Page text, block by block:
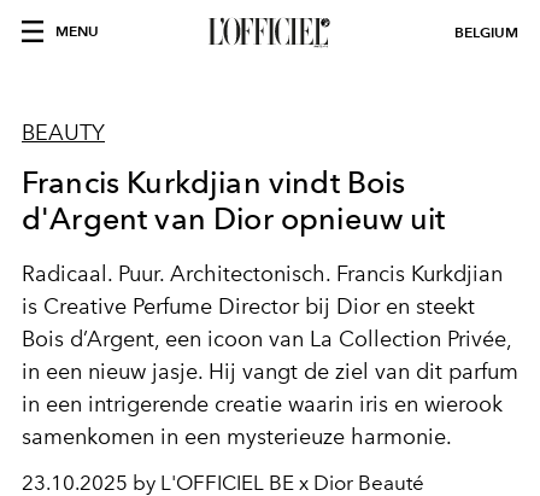
MENU BELGIUM
BEAUTY
Francis Kurkdjian vindt Bois
d'Argent van Dior opnieuw uit
Radicaal. Puur. Architectonisch. Francis Kurkdjian
is Creative Perfume Director bij Dior en steekt
Bois d’Argent, een icoon van La Collection Privée,
in een nieuw jasje. Hij vangt de ziel van dit parfum
in een intrigerende creatie waarin iris en wierook
samenkomen in een mysterieuze harmonie.
23.10.2025 by L'OFFICIEL BE x Dior Beauté